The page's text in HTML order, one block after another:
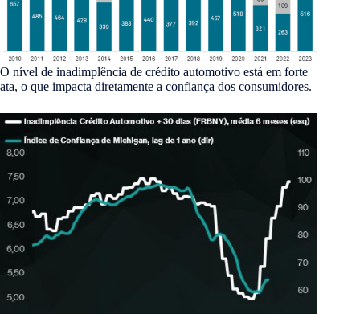
O nível de inadimplência de crédito automotivo está em forte
ata, o que impacta diretamente a confiança dos consumidores.